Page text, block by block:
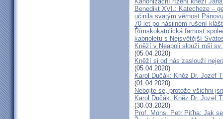
Benedikt XVI.: Katecheze –
učinila svatým věrnost
70 let po násilném rušení
Římskokatolická farnost
kabrioletu s Nejsvětější
Kněží v Neapoli slouží mši
(05.04.2020)
Kněží si od nás zaslouží
(05.04.2020)
Karol Dučák: Kněz Dr. Jozef
(01.04.2020)
Nebojte se, protože všichni
Karol Dučák: Kněz Dr. Jozef
(30.03.2020)
Prof. Mons. Petr Piťha: Jak